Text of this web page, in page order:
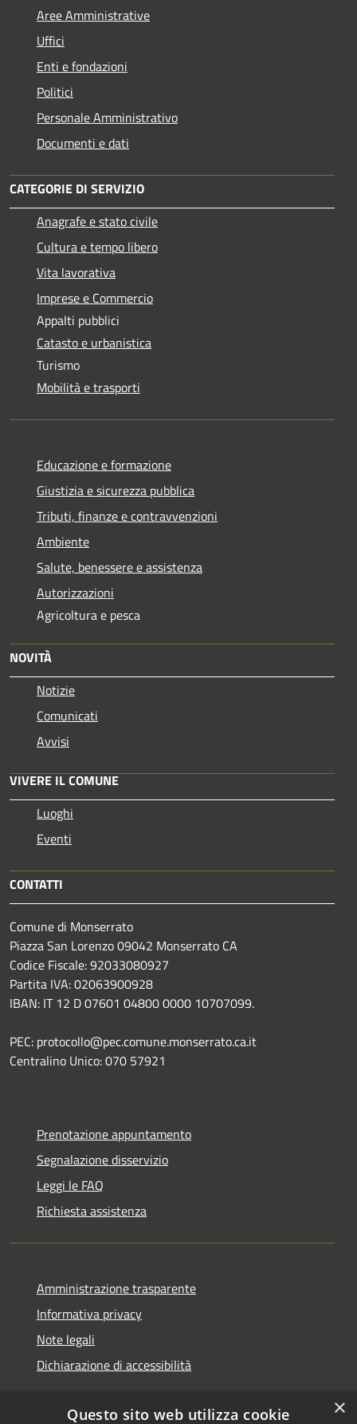
Aree Amministrative
Uffici
Enti e fondazioni
Politici
Personale Amministrativo
Documenti e dati
CATEGORIE DI SERVIZIO
Anagrafe e stato civile
Cultura e tempo libero
Vita lavorativa
Imprese e Commercio
Appalti pubblici
Catasto e urbanistica
Turismo
Mobilità e trasporti
Educazione e formazione
Giustizia e sicurezza pubblica
Tributi, finanze e contravvenzioni
Ambiente
Salute, benessere e assistenza
Autorizzazioni
Agricoltura e pesca
NOVITÀ
Notizie
Comunicati
Avvisi
VIVERE IL COMUNE
Luoghi
Eventi
CONTATTI
Comune di Monserrato
Piazza San Lorenzo 09042 Monserrato CA
Codice Fiscale: 92033080927
Partita IVA: 02063900928
IBAN: IT 12 D 07601 04800 0000 10707099.
PEC: protocollo@pec.comune.monserrato.ca.it
Centralino Unico: 070 57921
Prenotazione appuntamento
Segnalazione disservizio
Leggi le FAQ
Richiesta assistenza
Amministrazione trasparente
Informativa privacy
Note legali
Dichiarazione di accessibilità
×
Questo sito web utilizza cookie